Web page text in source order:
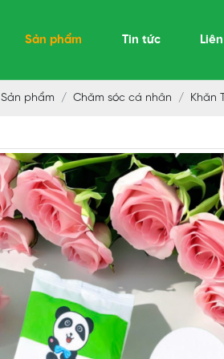
Sản phẩm Tin tức
Sản phẩm Chăm sóc cá nhân Khăn